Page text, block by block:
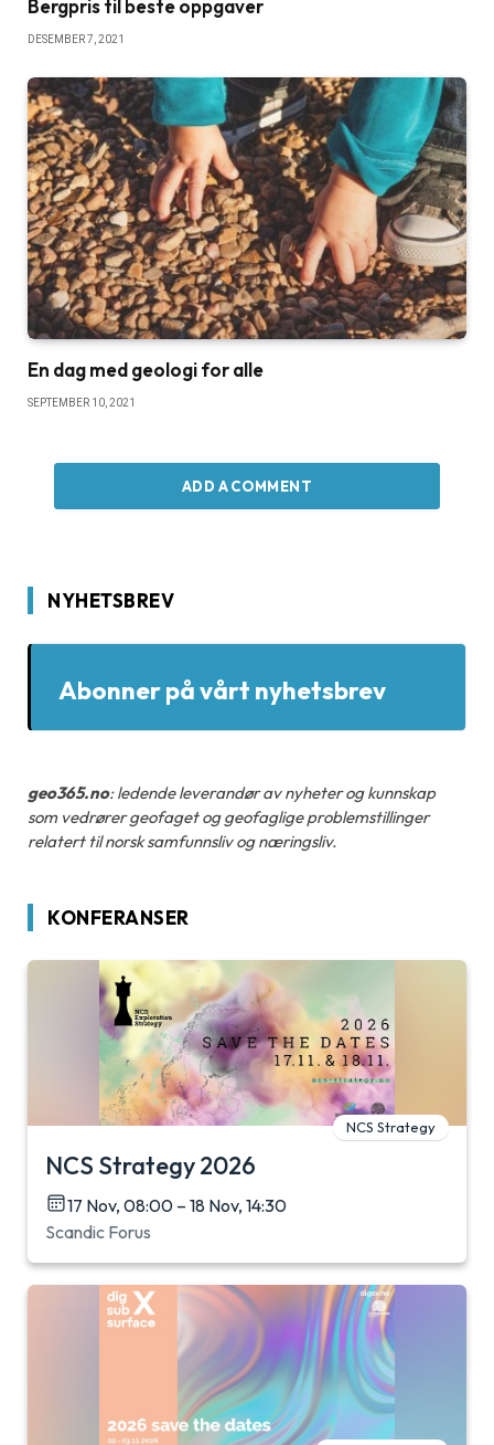
Bergpris til beste oppgaver
DESEMBER 7, 2021
En dag med geologi for alle
SEPTEMBER 10, 2021
ADD A COMMENT
NYHETSBREV
Abonner på vårt nyhetsbrev
geo365.no: ledende leverandør av nyheter og kunnskap
som vedrører geofaget og geofaglige problemstillinger
relatert til norsk samfunnsliv og næringsliv.
KONFERANSER
NCS Strategy
NCS Strategy 2026
17 Nov, 08:00 – 18 Nov, 14:30
Scandic Forus